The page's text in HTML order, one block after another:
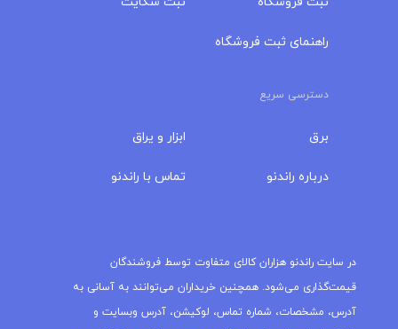
راهنمای ثبت فروشگاه
دسترسی سریع
برق
درباره‌ راندنو
ابزار و یراق
تماس با راندنو
در سایت راندنو هزاران کالای متفاوت توسط فروشندگان
قیمت‌گذاری می‌شود. همچنین خریداران می‌توانند به آسانی به
آدرس، مشخصات، شماره تماس، لوکیشن، آدرس وبسایت و